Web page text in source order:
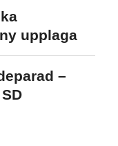
upplaga
–